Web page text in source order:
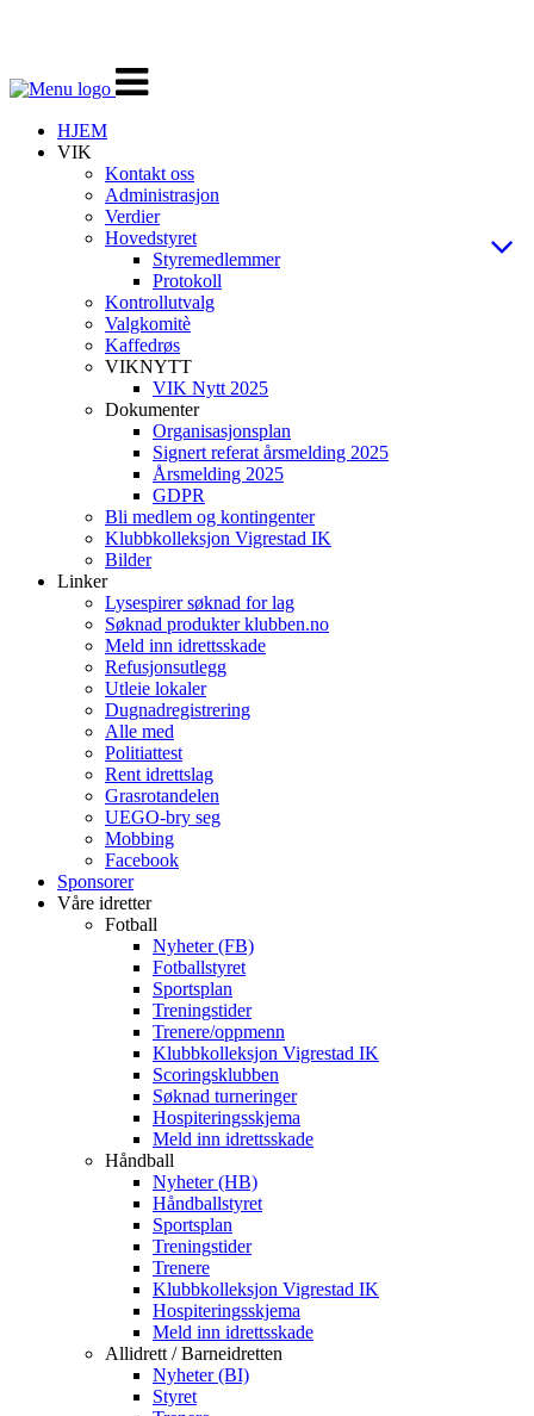
Veksle
navigasjon
HJEM
VIK
Kontakt oss
Administrasjon
Verdier
Hovedstyret
Styremedlemmer
Protokoll
Kontrollutvalg
Valgkomitè
Kaffedrøs
VIKNYTT
VIK Nytt 2025
Dokumenter
Organisasjonsplan
Signert referat årsmelding 2025
Årsmelding 2025
GDPR
Bli medlem og kontingenter
Klubbkolleksjon Vigrestad IK
Bilder
Linker
Lysespirer søknad for lag
Søknad produkter klubben.no
Meld inn idrettsskade
Refusjonsutlegg
Utleie lokaler
Dugnadregistrering
Alle med
Politiattest
Rent idrettslag
Grasrotandelen
UEGO-bry seg
Mobbing
Facebook
Sponsorer
Våre idretter
Fotball
Nyheter (FB)
Fotballstyret
Sportsplan
Treningstider
Trenere/oppmenn
Klubbkolleksjon Vigrestad IK
Scoringsklubben
Søknad turneringer
Hospiteringsskjema
Meld inn idrettsskade
Håndball
Nyheter (HB)
Håndballstyret
Sportsplan
Treningstider
Trenere
Klubbkolleksjon Vigrestad IK
Hospiteringsskjema
Meld inn idrettsskade
Allidrett / Barneidretten
Nyheter (BI)
Styret